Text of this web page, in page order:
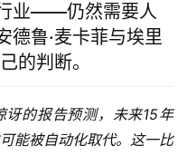
业——仍然需要人
德鲁·麦卡菲与埃里
的判断。
的报告预测，未来15年
能被自动化取代。这一比